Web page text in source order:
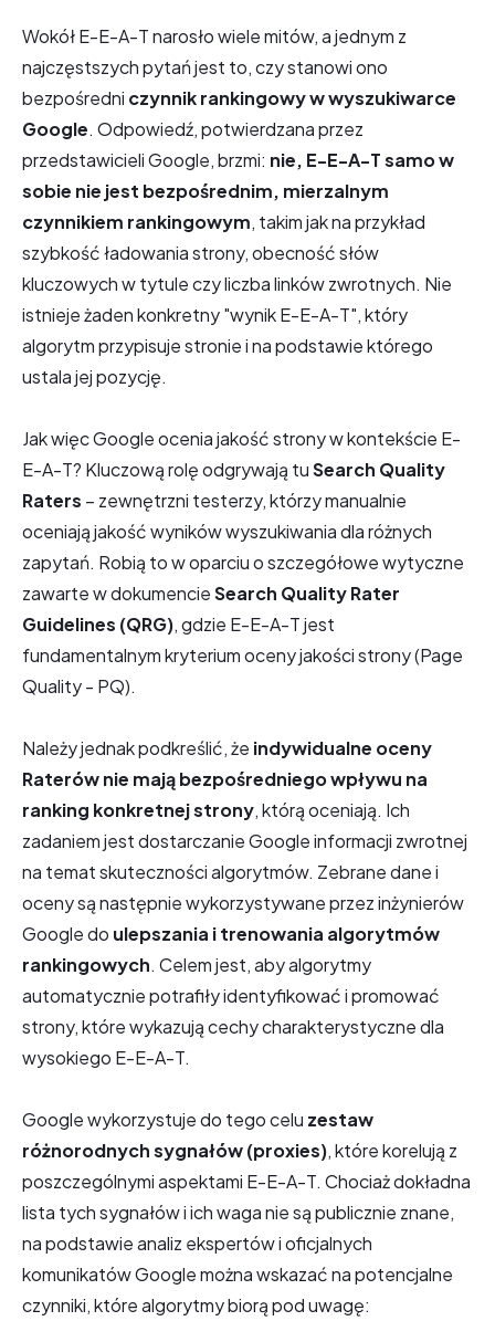
Wokół E-E-A-T narosło wiele mitów, a jednym z
najczęstszych pytań jest to, czy stanowi ono
bezpośredni czynnik rankingowy w wyszukiwarce
Google. Odpowiedź, potwierdzana przez
przedstawicieli Google, brzmi: nie, E-E-A-T samo w
sobie nie jest bezpośrednim, mierzalnym
czynnikiem rankingowym, takim jak na przykład
szybkość ładowania strony, obecność słów
kluczowych w tytule czy liczba linków zwrotnych. Nie
istnieje żaden konkretny "wynik E-E-A-T", który
algorytm przypisuje stronie i na podstawie którego
ustala jej pozycję.
Jak więc Google ocenia jakość strony w kontekście E-
E-A-T? Kluczową rolę odgrywają tuSearch Quality
Raters – zewnętrzni testerzy, którzy manualnie
oceniają jakość wyników wyszukiwania dla różnych
zapytań. Robią to w oparciu o szczegółowe wytyczne
zawarte w dokumencieSearch Quality Rater
Guidelines (QRG), gdzie E-E-A-T jest
fundamentalnym kryterium oceny jakości strony (Page
Quality - PQ).
Należy jednak podkreślić, że indywidualne oceny
Raterów nie mają bezpośredniego wpływu na
ranking konkretnej strony, którą oceniają. Ich
zadaniem jest dostarczanie Google informacji zwrotnej
na temat skuteczności algorytmów. Zebrane dane i
oceny są następnie wykorzystywane przez inżynierów
Google do ulepszania i trenowania algorytmów
rankingowych. Celem jest, aby algorytmy
automatycznie potrafiły identyfikować i promować
strony, które wykazują cechy charakterystyczne dla
wysokiego E-E-A-T.
Google wykorzystuje do tego celu zestaw
różnorodnych sygnałów (proxies), które korelują z
poszczególnymi aspektami E-E-A-T. Chociaż dokładna
lista tych sygnałów i ich waga nie są publicznie znane,
na podstawie analiz ekspertów i oficjalnych
komunikatów Google można wskazać na potencjalne
czynniki, które algorytmy biorą pod uwagę: